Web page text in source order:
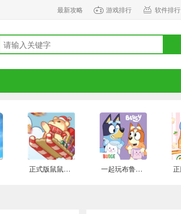
最新攻略 游戏排行 软件排行
正式版鼠鼠百货物语 安卓版 一起玩布鲁伊吧 手游下载